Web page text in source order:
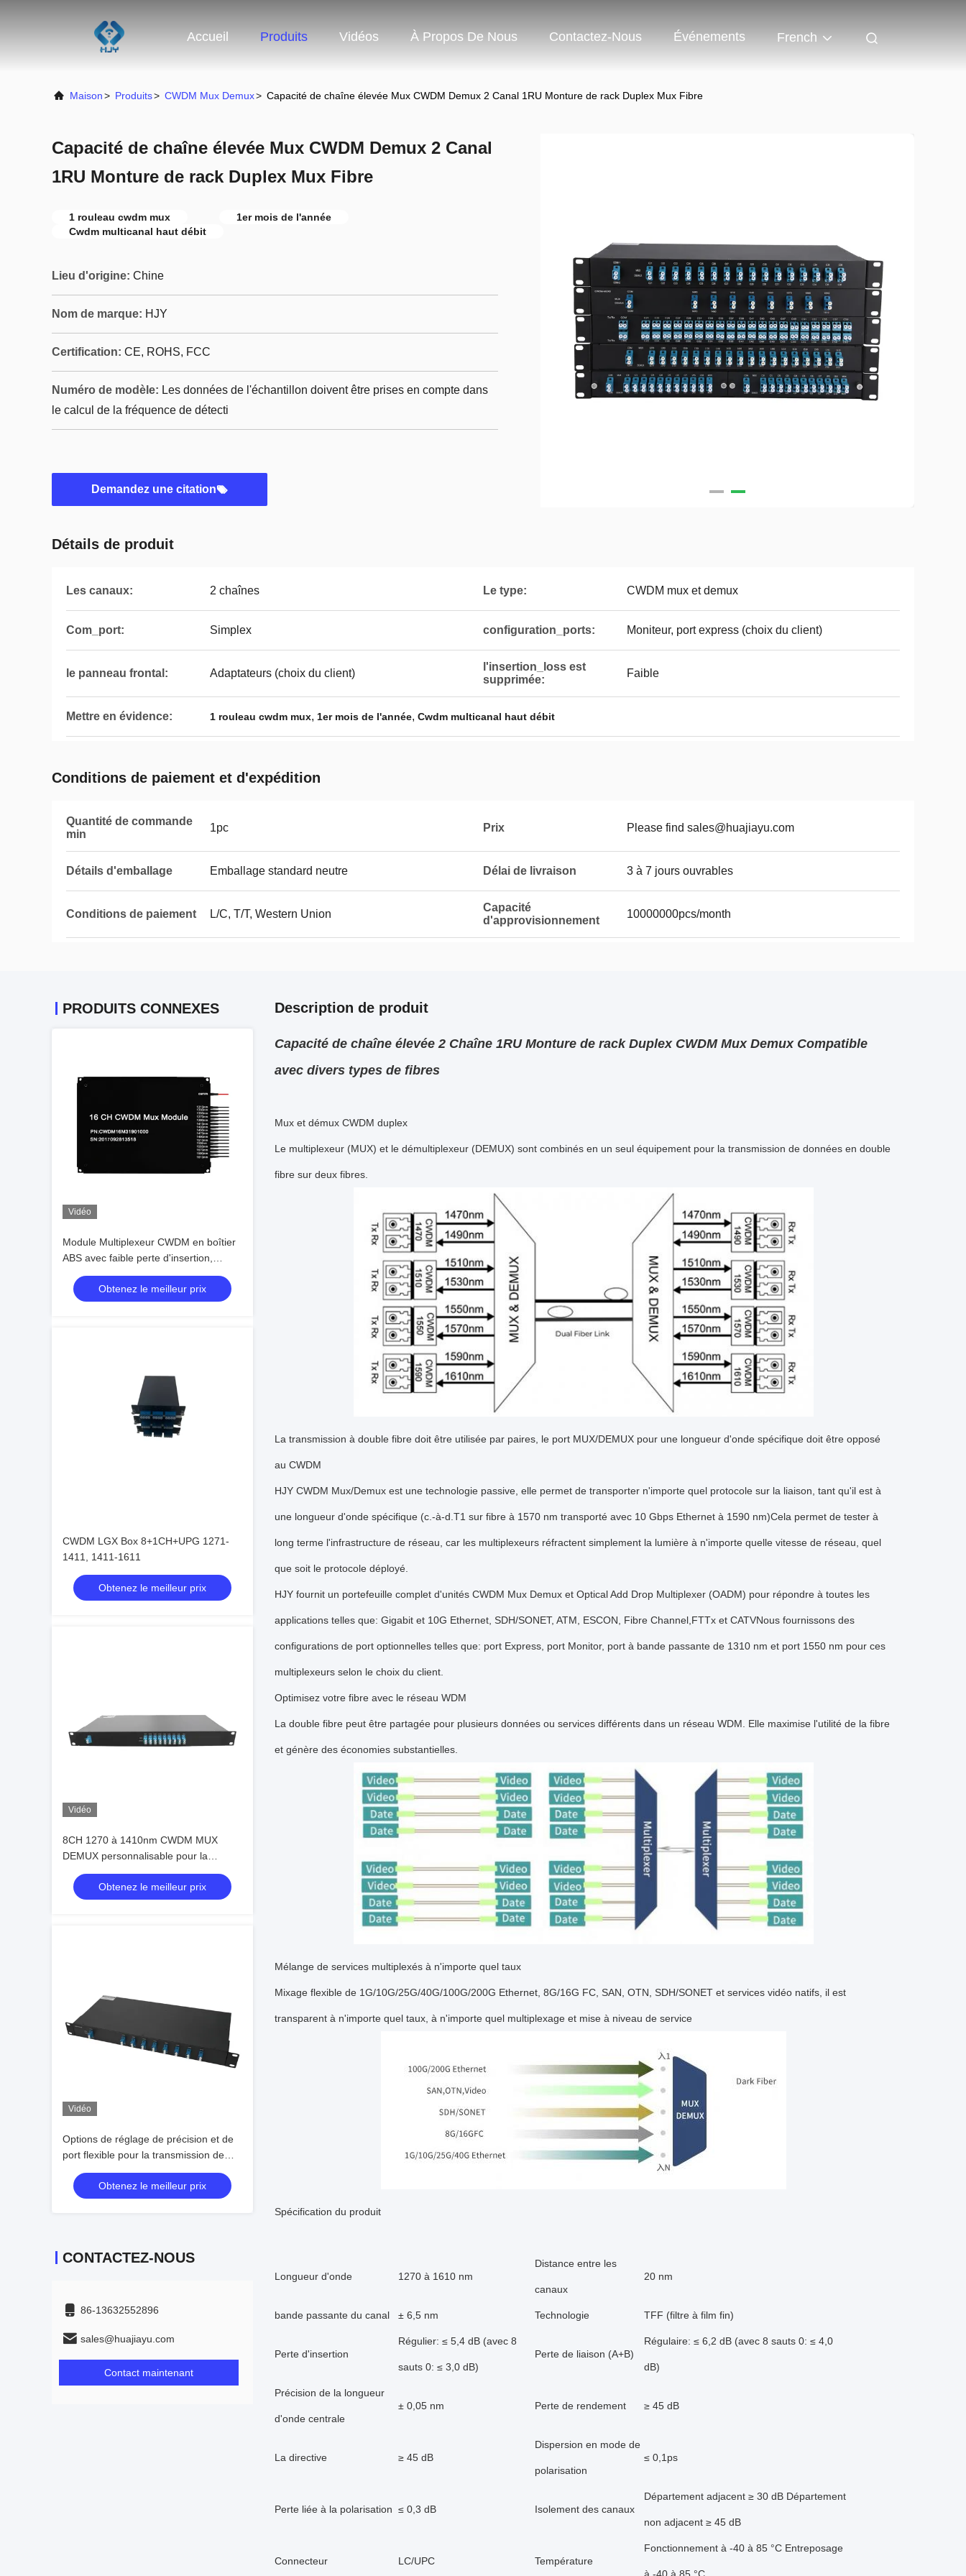
Accueil Produits Vidéos À Propos De Nous Contactez-Nous Événements French
Maison> Produits> CWDM Mux Demux> Capacité de chaîne élevée Mux CWDM Demux 2 Canal 1RU Monture de rack Duplex Mux Fibre
Capacité de chaîne élevée Mux CWDM Demux 2 Canal
1RU Monture de rack Duplex Mux Fibre
1 rouleau cwdm mux
1er mois de l'année
Cwdm multicanal haut débit
Lieu d'origine: Chine
Nom de marque: HJY
Certification: CE, ROHS, FCC
Numéro de modèle: Les données de l'échantillon doivent être prises en compte dans
le calcul de la fréquence de détecti
Demandez une citation
Détails de produit
Les canaux: 2 chaînes Le type: CWDM mux et demux
Com_port: Simplex configuration_ports: Moniteur, port express (choix du client)
le panneau frontal: Adaptateurs (choix du client)
l'insertion_loss est
supprimée:
Faible
Mettre en évidence: 1 rouleau cwdm mux, 1er mois de l'année, Cwdm multicanal haut débit
Conditions de paiement et d'expédition
Quantité de commande
min
1pc Prix Please find sales@huajiayu.com
Détails d'emballage Emballage standard neutre Délai de livraison 3 à 7 jours ouvrables
Conditions de paiement L/C, T/T, Western Union
Capacité
d'approvisionnement
10000000pcs/month
PRODUITS CONNEXES
Vidéo
Module Multiplexeur CWDM en boîtier
ABS avec faible perte d'insertion,
isolation de canal élevée et large plage
de longueurs d'onde
Obtenez le meilleur prix
CWDM LGX Box 8+1CH+UPG 1271-
1411, 1411-1611
Obtenez le meilleur prix
Vidéo
8CH 1270 à 1410nm CWDM MUX
DEMUX personnalisable pour la
transmission de données à double fibre
avec revêtement avancé en film mince
Obtenez le meilleur prix
Vidéo
Options de réglage de précision et de
port flexible pour la transmission de
données à grande vitesse avec CWDM
MUX DEMUX dans les longueurs
d'onde de 1470 à 1610 nm
Obtenez le meilleur prix
CONTACTEZ-NOUS
86-13632552896
sales@huajiayu.com
Contact maintenant
Description de produit
Capacité de chaîne élevée 2 Chaîne 1RU Monture de rack Duplex CWDM Mux Demux Compatible
avec divers types de fibres
Mux et démux CWDM duplex
Le multiplexeur (MUX) et le démultiplexeur (DEMUX) sont combinés en un seul équipement pour la transmission de données en double
fibre sur deux fibres.
La transmission à double fibre doit être utilisée par paires, le port MUX/DEMUX pour une longueur d'onde spécifique doit être opposé
au CWDM
HJY CWDM Mux/Demux est une technologie passive, elle permet de transporter n'importe quel protocole sur la liaison, tant qu'il est à
une longueur d'onde spécifique (c.-à-d.T1 sur fibre à 1570 nm transporté avec 10 Gbps Ethernet à 1590 nm)Cela permet de tester à
long terme l'infrastructure de réseau, car les multiplexeurs réfractent simplement la lumière à n'importe quelle vitesse de réseau, quel
que soit le protocole déployé.
HJY fournit un portefeuille complet d'unités CWDM Mux Demux et Optical Add Drop Multiplexer (OADM) pour répondre à toutes les
applications telles que: Gigabit et 10G Ethernet, SDH/SONET, ATM, ESCON, Fibre Channel,FTTx et CATVNous fournissons des
configurations de port optionnelles telles que: port Express, port Monitor, port à bande passante de 1310 nm et port 1550 nm pour ces
multiplexeurs selon le choix du client.
Optimisez votre fibre avec le réseau WDM
La double fibre peut être partagée pour plusieurs données ou services différents dans un réseau WDM. Elle maximise l'utilité de la fibre
et génère des économies substantielles.
Mélange de services multiplexés à n'importe quel taux
Mixage flexible de 1G/10G/25G/40G/100G/200G Ethernet, 8G/16G FC, SAN, OTN, SDH/SONET et services vidéo natifs, il est
transparent à n'importe quel taux, à n'importe quel multiplexage et mise à niveau de service
Spécification du produit
Longueur d'onde 1270 à 1610 nm
Distance entre les
canaux
20 nm
bande passante du canal ± 6,5 nm Technologie TFF (filtre à film fin)
Perte d'insertion
Régulier: ≤ 5,4 dB (avec 8
sauts 0: ≤ 3,0 dB)
Perte de liaison (A+B)
Régulaire: ≤ 6,2 dB (avec 8 sauts 0: ≤ 4,0
dB)
Précision de la longueur
d'onde centrale
± 0,05 nm Perte de rendement ≥ 45 dB
La directive ≥ 45 dB
Dispersion en mode de
polarisation
≤ 0,1ps
Perte liée à la polarisation ≤ 0,3 dB Isolement des canaux
Département adjacent ≥ 30 dB Département
non adjacent ≥ 45 dB
Connecteur LC/UPC Température
Fonctionnement à -40 à 85 °C Entreposage